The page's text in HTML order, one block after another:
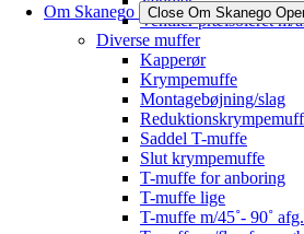
Om Skanego Close Om Skanego
Ventiler præisoleret m/
Diverse muffer
Kapperør
Krympemuffe
Montagebøjning/slag
Saddel T-muffe
Slut krympemuffe
T-muffe for anboring
T-muffe lige
T-muffe m/45˚- 90˚ afg.